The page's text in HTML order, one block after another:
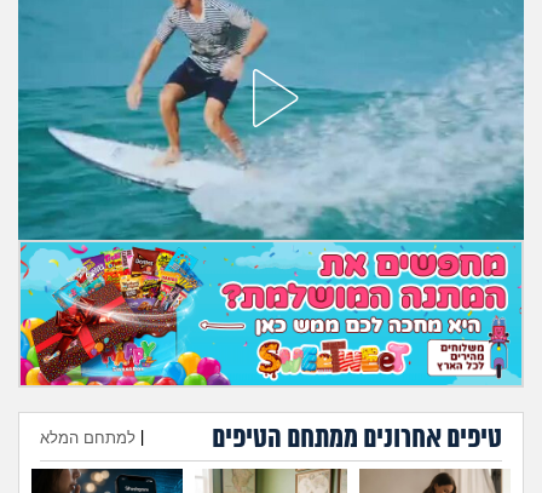
חיות מחמד
יוקר המחיה
גאווה
טיפים אחרונים ממתחם הטיפים למתחם המלא
הוספת טיפ